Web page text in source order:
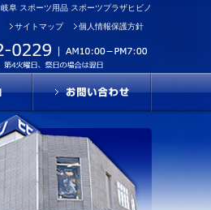
岐阜 スポーツ用品 スポーツプラザヒビノ
サイトマップ 個人情報保護方針